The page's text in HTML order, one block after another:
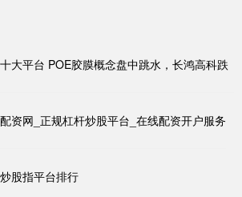
大平台 POE胶膜概念盘中跳水，长鸿高科跌
资网_正规杠杆炒股平台_在线配资开户服务
股指平台排行